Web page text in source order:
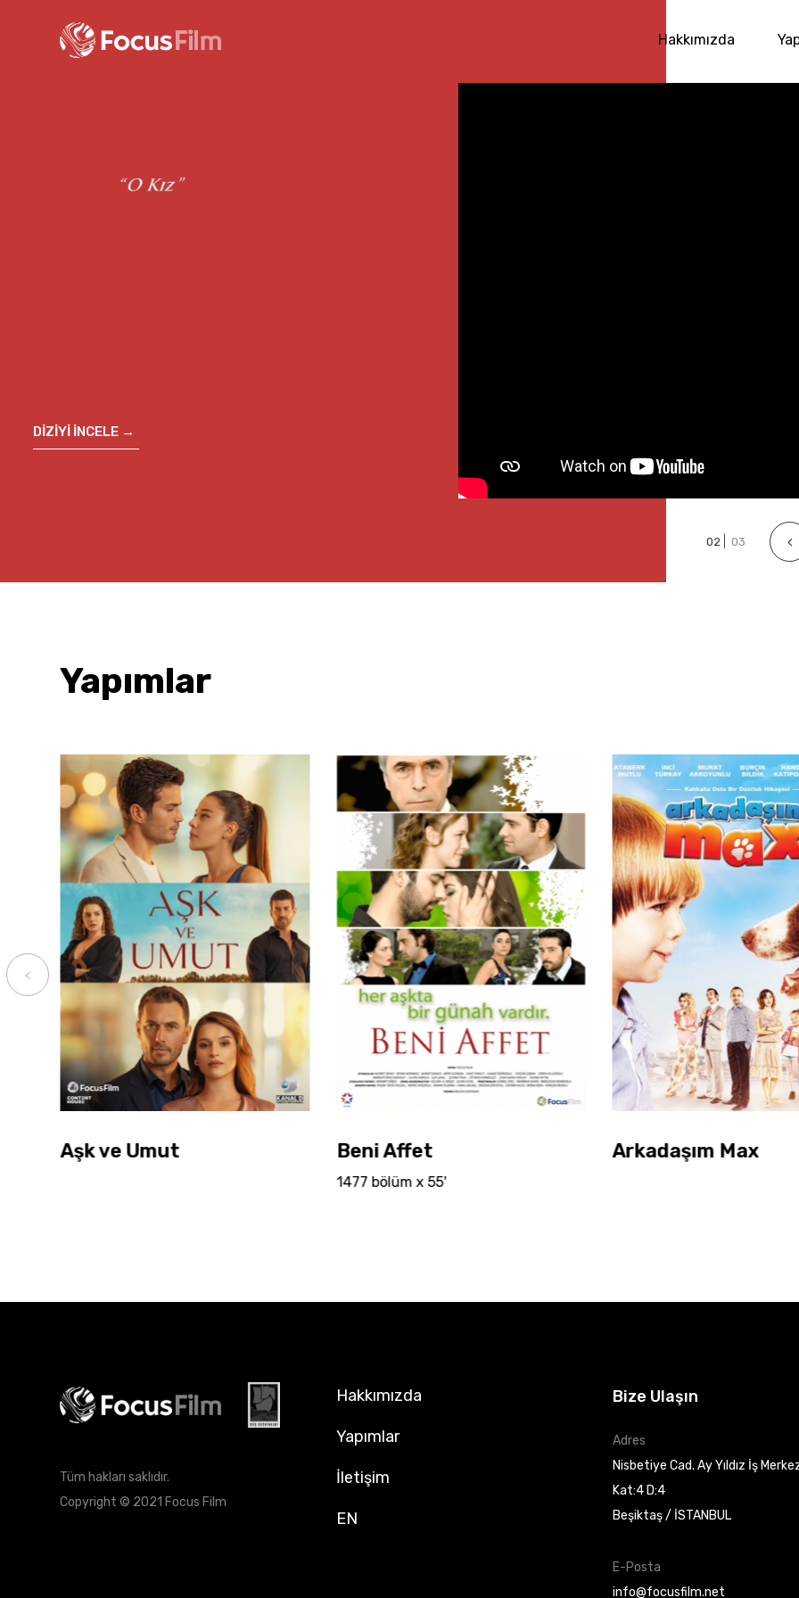
Hakkımızda
03
02
DİZİYİ İNCELE →
Yapımlar
Aşk ve Umut Beni Affet
1477 bölüm x 55'
Arkadaşım Max
Tüm hakları saklıdır.
Copyright © 2021 Focus Film
Hakkımızda
Yapımlar
İletişim
EN
Bize Ulaşın
Adres
Nisbetiye Cad. Ay Yıldız İş
Kat:4 D:4
Beşiktaş / İSTANBUL
E-Posta
info@focusfilm.net